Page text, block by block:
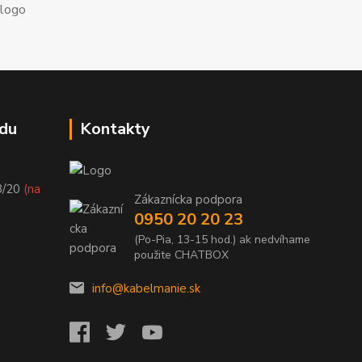
20 (na
Kontakty
Zákaznícka podpora
0950 20 20 23
(Po-Pia, 13-15 hod.) ak nedvíhame
použite CHATBOX
info@kabelmanie.sk